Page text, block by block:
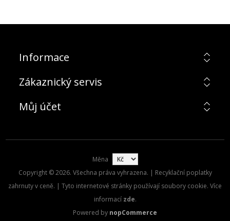
Informace
Zákaznický servis
Můj účet
Měna
Copyright © 2026. Všechna práva vyhrazena. | Recyklační poplatky
zahrnuty v ceně. | Tyto internetové stránky používají soubory cookie. Více
informací zde.
Powered by nopCommerce